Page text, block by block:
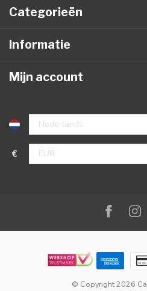
Categorieën
Informatie
Mijn account
€
© Copyright 2026